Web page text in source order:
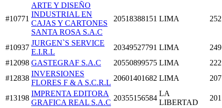
#10771
ARTE Y DISEÑO
INDUSTRIAL EN
CAJAS Y CARTONES
SANTA ROSA S.A.C
20518388151 LIMA
#10937
JURGEN`S SERVICE
E.I.R.L
20349527791 LIMA
#12098 GASTEGRAF S.A.C 20550899575 LIMA
#12838
INVERSIONES
FLORES F & A S.C.R.L
20601401682 LIMA
#13198
IMPRENTA EDITORA
GRAFICA REAL S.A.C
20355156584
LA
LIBERTAD